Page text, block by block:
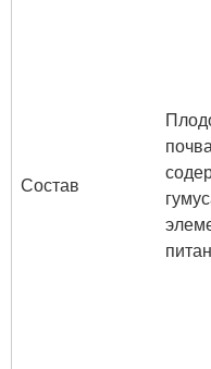
Состав